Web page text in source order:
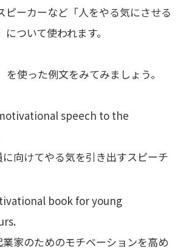
ピーカーなど「人をやる気にさせる
ついて使われます。
使った例文をみてみましょう。
speech to the
向けてやる気を引き出すスピーチ
book for young
業家のためのモチベーションを高め